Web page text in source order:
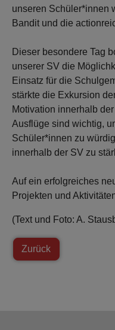
unseren Schüler*innen
Bandit und die
Dieser besondere Tag
unserer SV die
Einsatz für die
stärkte die Exkursion
Motivation innerhalb
Ausflüge sind wichtig,
Schüler*innen zu
innerhalb der SV zu
Auf ein erfolgreiches
Projekten und
(Text und Foto: A.
Zurück